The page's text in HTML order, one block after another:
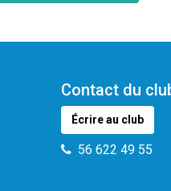
Contact du
Écrire au club
56 622 49 55